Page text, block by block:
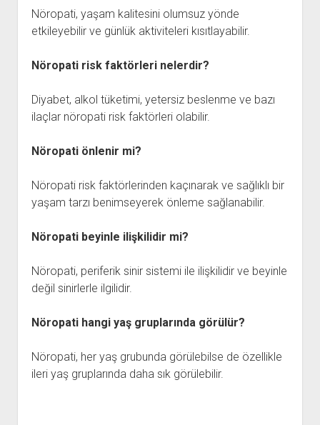
Nöropati, yaşam kalitesini olumsuz yönde
etkileyebilir ve günlük aktiviteleri kısıtlayabilir.
Nöropati risk faktörleri nelerdir?
Diyabet, alkol tüketimi, yetersiz beslenme ve bazı
ilaçlar nöropati risk faktörleri olabilir.
Nöropati önlenir mi?
Nöropati risk faktörlerinden kaçınarak ve sağlıklı bir
yaşam tarzı benimseyerek önleme sağlanabilir.
Nöropati beyinle ilişkilidir mi?
Nöropati, periferik sinir sistemi ile ilişkilidir ve beyinle
değil sinirlerle ilgilidir.
Nöropati hangi yaş gruplarında görülür?
Nöropati, her yaş grubunda görülebilse de özellikle
ileri yaş gruplarında daha sık görülebilir.